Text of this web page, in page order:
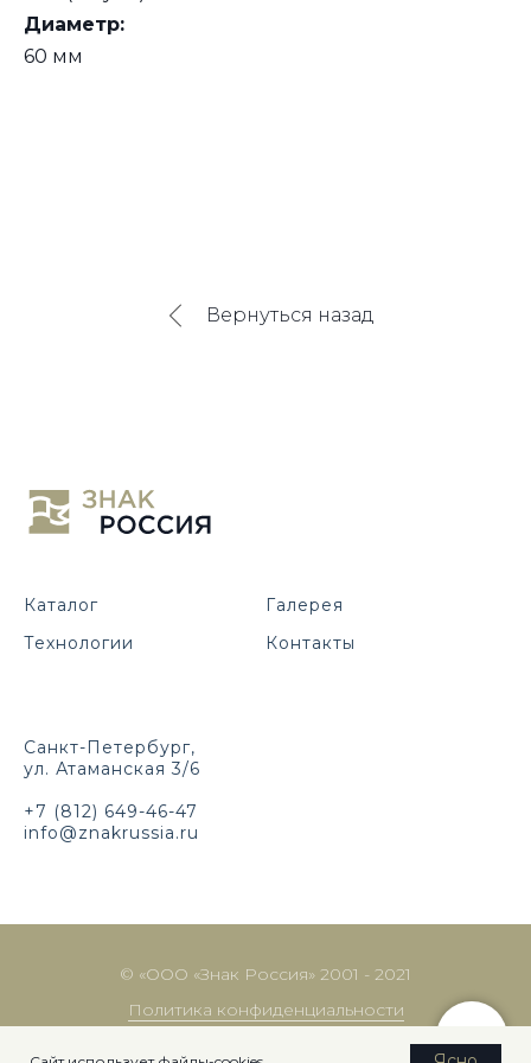
Диаметр:
60 мм
Вернуться назад
Каталог
Технологии
Галерея
Контакты
Санкт-Петербург,
ул. Атаманская 3/6
+7 (812) 649-46-47
info@znakrussia.ru
© «ООО «Знак Россия» 2001 - 2021
Политика конфиденциальности